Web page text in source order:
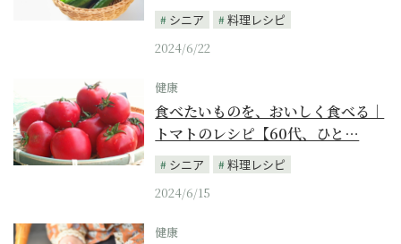
シニア
料理レシピ
2024/6/22
健康
食べたいものを、おいしく食べる｜
トマトのレシピ【60代、ひと…
シニア
料理レシピ
2024/6/15
健康